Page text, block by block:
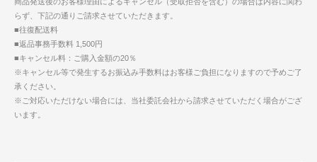
らず、下記の通りご請求させていただきます。
■往復配送料
■返品事務手数料 1,500円
■キャンセル料：ご購入金額の20％
※キャンセル等で発生するお振込み手数料はお客様ご負担になりますので予めご了
承ください。
※ご対応いただけない場合には、当社委託会社から請求させていただく場合がござ
います。